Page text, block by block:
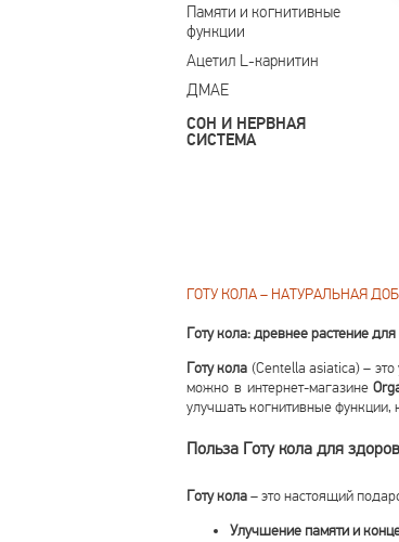
Памяти и когнитивные
функции
Ацетил L-карнитин
ДМАЕ
СОН И НЕРВНАЯ
СИСТЕМА
ГОТУ КОЛА – НАТУРАЛЬНАЯ
Готу кола: древнее растение
Готу кола (Centella asiatica) –
можно в интернет-магазине
улучшать когнитивные
Польза Готу кола для
Готу кола– это настоящий
Улучшение памяти и